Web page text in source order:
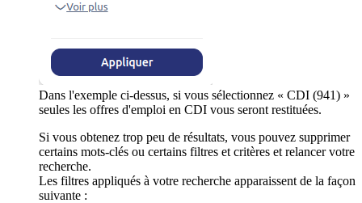
Dans l'exemple ci-dessus, si vous sélectionnez « CDI (941) »
seules les offres d'emploi en CDI vous seront restituées.
Si vous obtenez trop peu de résultats, vous pouvez supprimer
certains mots-clés ou certains filtres et critères et relancer votre
recherche.
Les filtres appliqués à votre recherche apparaissent de la façon
suivante :